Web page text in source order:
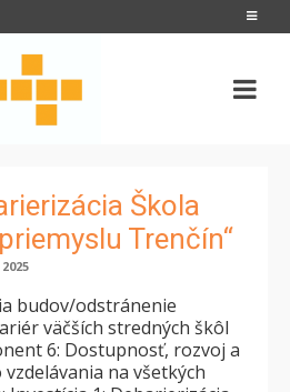
Škola
Trenčín“
budov/odstránenie
väčších stredných škôl
6: Dostupnosť, rozvoj a
na všetkých